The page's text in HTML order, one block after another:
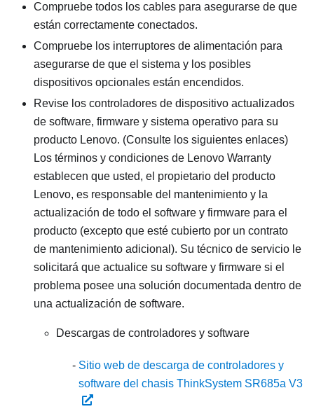
Compruebe todos los cables para asegurarse de que
están correctamente conectados.
Compruebe los interruptores de alimentación para
asegurarse de que el sistema y los posibles
dispositivos opcionales están encendidos.
Revise los controladores de dispositivo actualizados
de software, firmware y sistema operativo para su
producto Lenovo. (Consulte los siguientes enlaces)
Los términos y condiciones de Lenovo Warranty
establecen que usted, el propietario del producto
Lenovo, es responsable del mantenimiento y la
actualización de todo el software y firmware para el
producto (excepto que esté cubierto por un contrato
de mantenimiento adicional). Su técnico de servicio le
solicitará que actualice su software y firmware si el
problema posee una solución documentada dentro de
una actualización de software.
Descargas de controladores y software
Sitio web de descarga de controladores y
software del chasis ThinkSystem SR685a V3